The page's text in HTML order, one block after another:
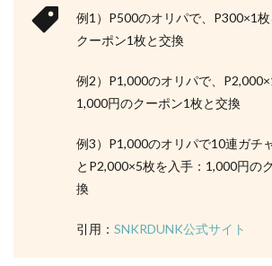
例1）P500のオリパで、P300×1
クーポン1枚と交換
例2）P1,000のオリパで、
1,000円のクーポン1枚と交換
例3）P1,000のオリパで10連ガチ
とP2,000×5枚を入手：1,000円の
換
引用： SNKRDUNK公式サイト